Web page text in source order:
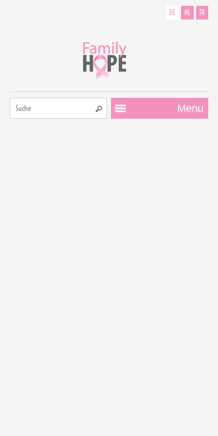
DE NL FR
Menu